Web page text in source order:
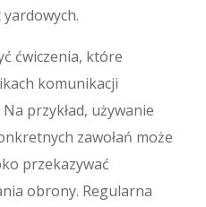
ćwiczenia, które
komunikacji
przykład, używanie
zawołań może
przekazywać
obrony. Regularna